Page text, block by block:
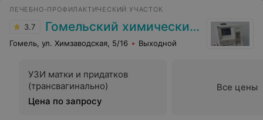
ЛЕЧЕБНО-ПРОФИЛАКТИЧЕСКИЙ УЧАСТОК
3.7 Гомельский химический завод
Гомель, ул. Химзаводская, 5/16 Выходной
УЗИ матки и придатков
(трансвагинально)
Цена по запросу
Все цены